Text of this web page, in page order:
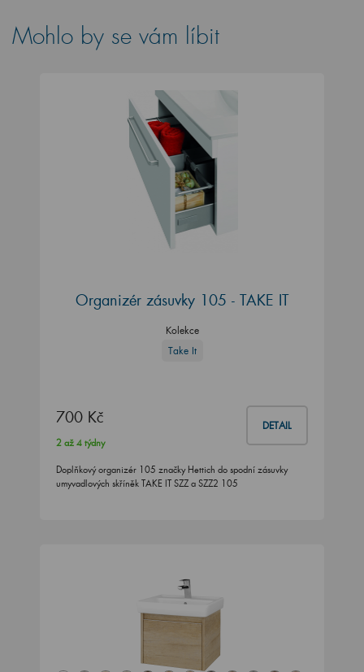
Mohlo by se vám líbit
Organizér zásuvky 105 - TAKE IT
Kolekce
Take It
700 Kč DETAIL
2 až 4 týdny
Doplňkový organizér 105 značky Hettich do spodní zásuvky
umyvadlových skříněk TAKE IT SZZ a SZZ2 105